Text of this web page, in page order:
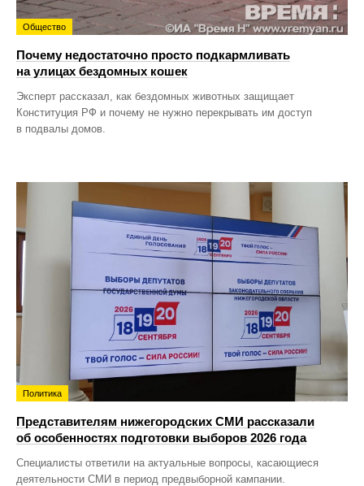
Общество
Почему недостаточно просто подкармливать
на улицах бездомных кошек
Эксперт рассказал, как бездомных животных защищает
Конституция РФ и почему не нужно перекрывать им доступ
в подвалы домов.
Политика
Представителям нижегородских СМИ рассказали
об особенностях подготовки выборов 2026 года
Специалисты ответили на актуальные вопросы, касающиеся
деятельности СМИ в период предвыборной кампании.